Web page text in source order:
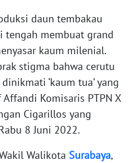
daun tembakau
tengah membuat grand
kaum milenial.
stigma bahwa cerutu
‘kaum tua’ yang
Komisaris PTPN X
Cigarillos yang
8 Juni 2022.
Walikota Surabaya,